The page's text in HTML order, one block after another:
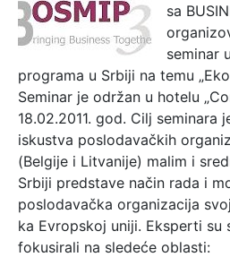
sa
seminar
programa u Srbiji na temu
Seminar je održan u hotelu
18.02.2011. god. Cilj seminara
iskustva poslodavačkih
(Belgije i Litvanije) malim i
Srbiji predstave način rada i
poslodavačka organizacija
ka Evropskoj uniji. Eksperti su
fokusirali na sledeće oblasti: